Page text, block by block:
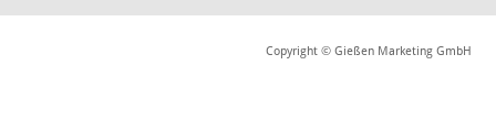
Copyright © Gießen Marketing GmbH